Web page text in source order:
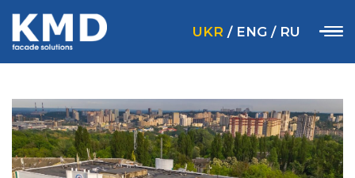
UKR / ENG / RU